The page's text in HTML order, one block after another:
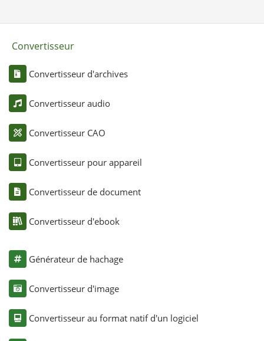
Convertisseur
Convertisseur d'archives
Convertisseur audio
Convertisseur CAO
Convertisseur pour appareil
Convertisseur de document
Convertisseur d'ebook
Générateur de hachage
Convertisseur d'image
Convertisseur au format natif d'un logiciel